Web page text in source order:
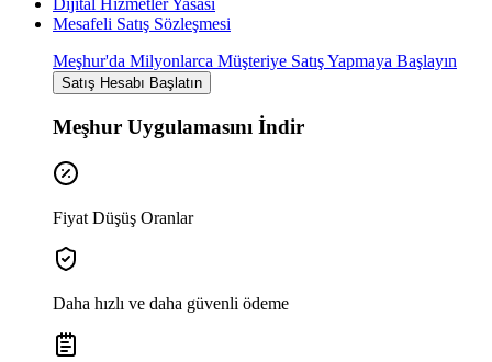
Dijital Hizmetler Yasası
Mesafeli Satış Sözleşmesi
Meşhur'da Milyonlarca Müşteriye Satış Yapmaya Başlayın
Satış Hesabı Başlatın
Meşhur Uygulamasını İndir
Fiyat Düşüş Oranlar
Daha hızlı ve daha güvenli ödeme